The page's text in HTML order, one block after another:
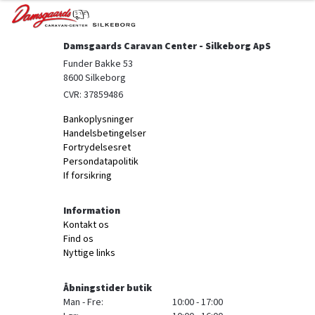
Damsgaards Caravan Center - Silkeborg ApS
Funder Bakke 53
8600 Silkeborg
CVR: 37859486
Bankoplysninger
Handelsbetingelser
Fortrydelsesret
Persondatapolitik
If forsikring
Information
Kontakt os
Find os
Nyttige links
Åbningstider butik
Man - Fre:
10:00 - 17:00